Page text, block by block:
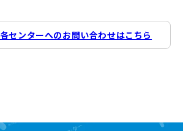
各センターへのお問い合わせはこちら